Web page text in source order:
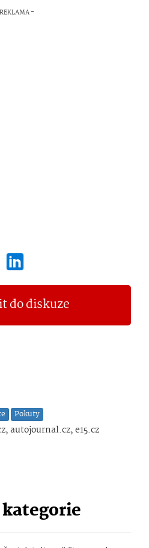
do diskuze
Pokuty
autojournal.cz, e15.cz